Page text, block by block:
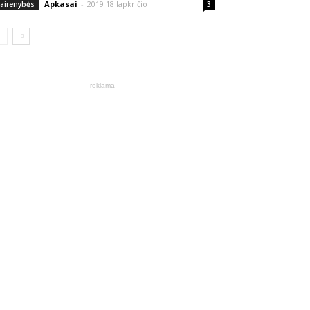
Apkasai - 2019 18 lapkričio 3
- reklama -